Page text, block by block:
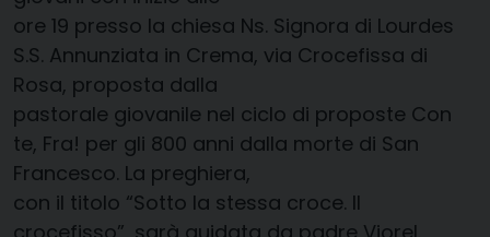
ore 19 presso la chiesa Ns. Signora di Lourdes
S.S. Annunziata in Crema, via Crocefissa di
Rosa, proposta dalla
pastorale giovanile nel ciclo di proposte Con
te, Fra! per gli 800 anni dalla morte di San
Francesco. La preghiera,
con il titolo “Sotto la stessa croce. Il